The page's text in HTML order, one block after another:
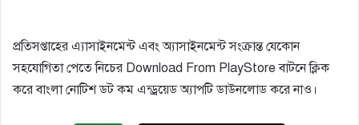
প্রতিসপ্তাহের এ্যাসাইনমেন্ট এবং অ্যাসাইনমেন্ট সংক্রান্ত যেকোন
সহযোগিতা পেতে নিচের Download From PlayStore বাটনে ক্লিক
করে বাংলা নোটিশ ডট কম এন্ড্রয়েড অ্যাপটি ডাউনলোড করে নাও।